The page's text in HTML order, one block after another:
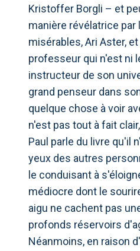
Kristoffer Borgli – et
manière révélatrice par
misérables, Ari Aster,
professeur qui n'est ni
instructeur de son
grand penseur dans
quelque chose à voir
n'est pas tout à fait
Paul parle du livre qu'il
yeux des autres
le conduisant à
médiocre dont le
aigu ne cachent pas
profonds réservoirs
Néanmoins, en raison